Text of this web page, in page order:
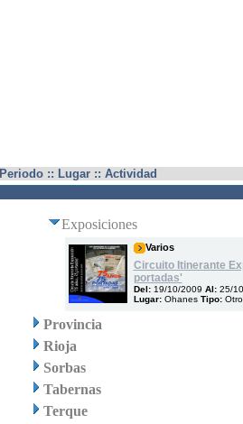
Periodo :: Lugar :: Actividad
Exposiciones
Varios
Circuito Itinerante
portadas'
Del: 19/10/2009 Al: 25/
Lugar: OhanesTipo:
Provincia
Rioja
Sorbas
Tabernas
Terque